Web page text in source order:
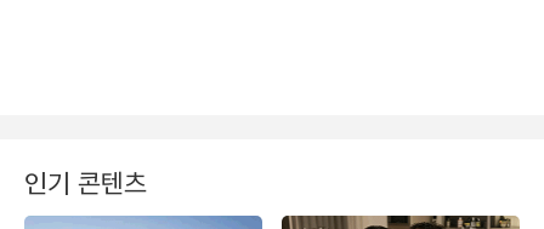
인기 콘텐츠